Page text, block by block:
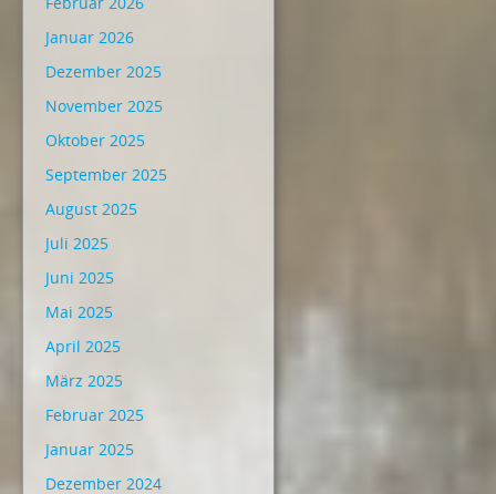
Januar 2026
Dezember 2025
November 2025
Oktober 2025
September 2025
August 2025
Juli 2025
Juni 2025
Mai 2025
April 2025
März 2025
Februar 2025
Januar 2025
Dezember 2024